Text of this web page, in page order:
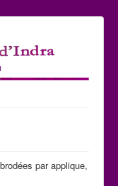
par applique,